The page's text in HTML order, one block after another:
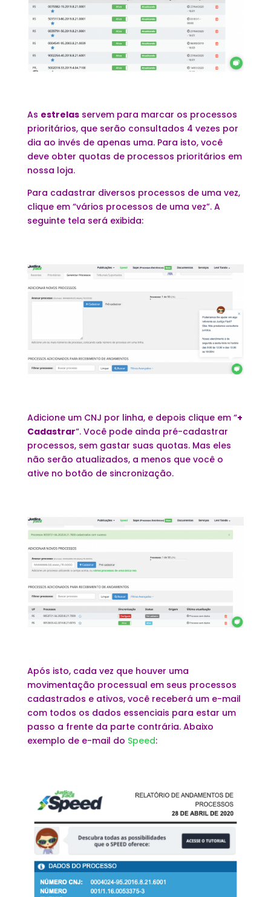
As estrelasservem para marcar os processos
prioritários, que serão consultados 4 vezes por
dia ao invés de apenas uma. Para isto, você
deve obter quotas de processos prioritários em
nossa loja.
Para cadastrar diversos processos de uma vez,
clique em “vários processos de uma vez”. A
seguinte tela será exibida:
Adicione um CNJ por linha, e depois clique em “+
Cadastrar“. Você pode ainda pré-cadastrar
processos, sem gastar suas quotas. Mas eles
não serão atualizados, a menos que você o
ative no botão de sincronização.
Após isto, cada vez que houver uma
movimentação processual em seus processos
cadastrados e ativos, você receberá um e-mail
com todos os dados essenciais para estar um
passo a frente da parte contrária. Abaixo
exemplo de e-mail do Speed: